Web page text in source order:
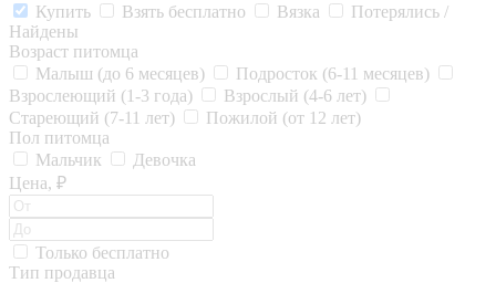
Купить
Взять бесплатно Вязка
Потерялись /
Найдены
Возраст питомца
Малыш (до 6 месяцев)
Подросток (6-11 месяцев)
Взрослеющий (1-3 года)
Взрослый (4-6 лет)
Стареющий (7-11 лет)
Пожилой (от 12 лет)
Пол питомца
Мальчик
Девочка
Цена, ₽
Только бесплатно
Тип продавца